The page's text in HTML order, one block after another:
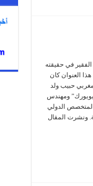
في حقيقته
العنوان كان
حبيب ولد
ومهندس
الدولي
ونشرت المقال